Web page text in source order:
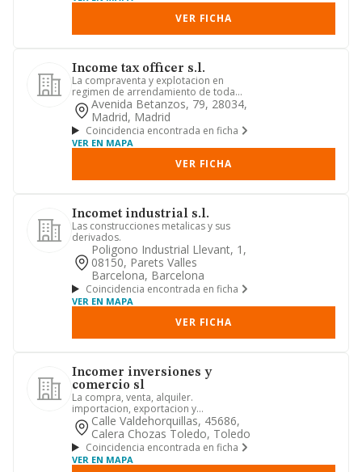
VER FICHA
Income tax officer s.l.
La compraventa y explotacion en
regimen de arrendamiento de toda
clase de bienes inmuebles y cualqu...
Avenida Betanzos, 79, 28034,
Madrid, Madrid
Coincidencia encontrada en ficha
VER EN MAPA
VER FICHA
Incomet industrial s.l.
Las construcciones metalicas y sus
derivados.
Poligono Industrial Llevant, 1,
08150, Parets Valles
Barcelona, Barcelona
Coincidencia encontrada en ficha
VER EN MAPA
VER FICHA
Incomer inversiones y
comercio sl
La compra, venta, alquiler.
importacion, exportacion y
comercializacion en general de
medicamentos,...
Calle Valdehorquillas, 45686,
Calera Chozas Toledo, Toledo
Coincidencia encontrada en ficha
VER EN MAPA